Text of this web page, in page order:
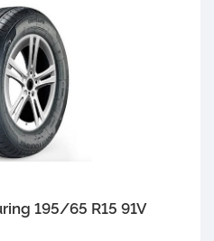
195/65 R15 91V